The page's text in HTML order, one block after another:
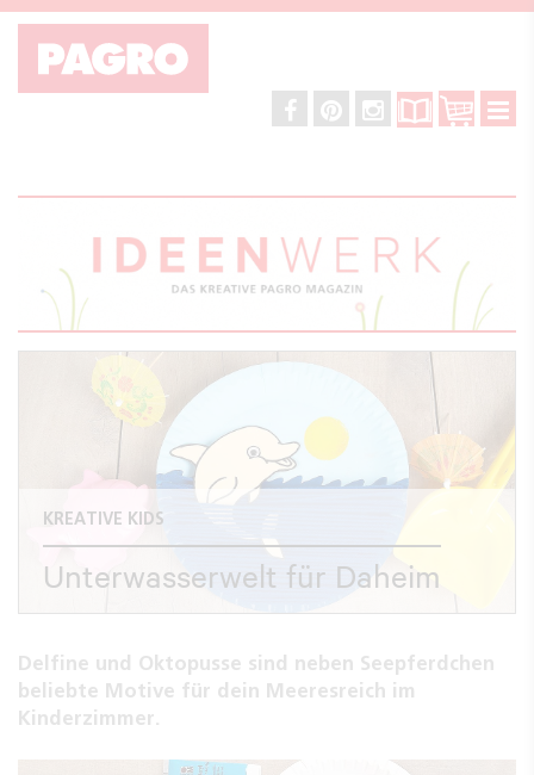
KREATIVE KIDS
Unterwasserwelt für Daheim
Delfine und Oktopusse sind neben Seepferdchen
beliebte Motive für dein Meeresreich im
Kinderzimmer.